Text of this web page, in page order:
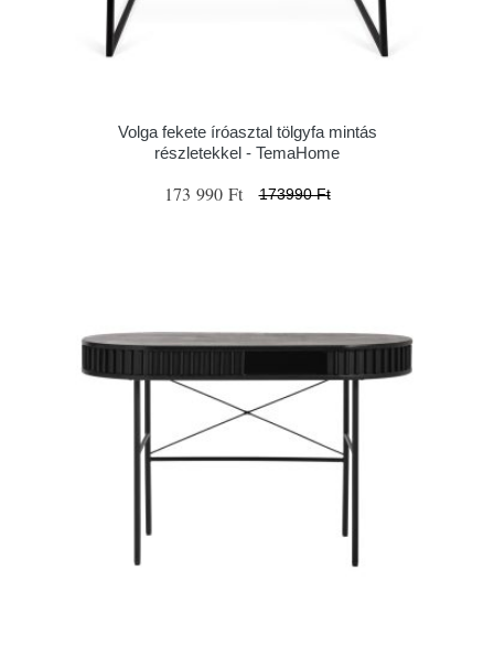
Volga fekete íróasztal tölgyfa mintás
részletekkel - TemaHome
173 990 Ft 173990 Ft